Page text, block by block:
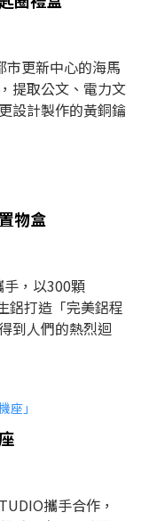
市更新中心的海馬
提取公文、電力文
設計製作的黃銅鑰
物盒
，以300顆
鋁打造「完美鋁程
到人們的熱烈迴
攜手合作，